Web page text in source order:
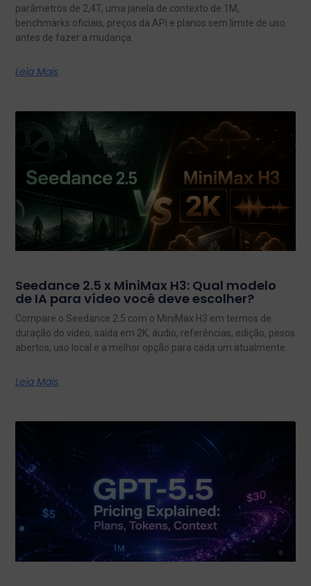
parâmetros de 2,4T, uma janela de contexto de 1M,
benchmarks oficiais, preços da API e planos sem limite de uso
antes de fazer a mudança.
Leia Mais
Seedance 2.5 x MiniMax H3: Qual modelo
de IA para vídeo você deve escolher?
Compare o Seedance 2.5 com o MiniMax H3 em termos de
duração do vídeo, saída em 2K, áudio, referências, edição, pesos
abertos, uso local e a melhor opção para cada um atualmente.
Leia Mais